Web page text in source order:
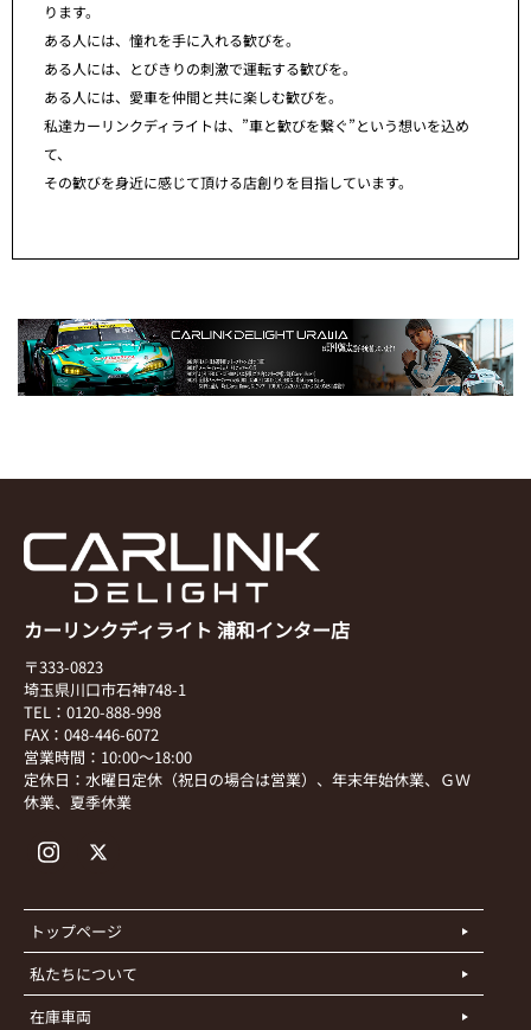
ります。
ある人には、憧れを手に入れる歓びを。
ある人には、とびきりの刺激で運転する歓びを。
ある人には、愛車を仲間と共に楽しむ歓びを。
私達カーリンクディライトは、”車と歓びを繋ぐ”という想いを込め
て、
その歓びを身近に感じて頂ける店創りを目指しています。
カーリンクディライト 浦和インター店
〒333-0823
埼玉県川口市石神748-1
TEL：0120-888-998
FAX：048-446-6072
営業時間：10:00～18:00
定休日：水曜日定休（祝日の場合は営業）、年末年始休業、ＧＷ
休業、夏季休業
トップページ
私たちについて
在庫車両